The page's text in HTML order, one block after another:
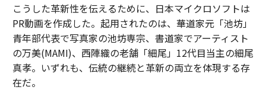
こうした革新性を伝えるために、日本マイクロソフトは
PR動画を作成した。起用されたのは、華道家元「池坊」
青年部代表で写真家の池坊専宗、書道家でアーティスト
の万美(MAMI)、西陣織の老舗「細尾」12代目当主の細尾
真孝。いずれも、伝統の継続と革新の両立を体現する存
在だ。